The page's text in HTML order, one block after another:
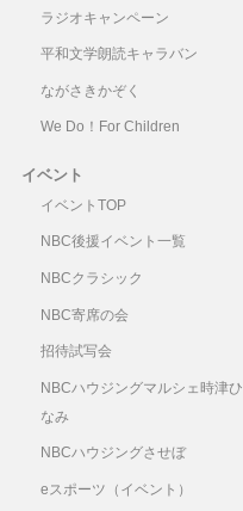
ラジオキャンペーン
平和文学朗読キャラバン
ながさきかぞく
We Do！For Children
イベント
イベントTOP
NBC後援イベント一覧
NBCクラシック
NBC寄席の会
招待試写会
NBCハウジングマルシェ時津ひ
なみ
NBCハウジングさせぼ
eスポーツ（イベント）